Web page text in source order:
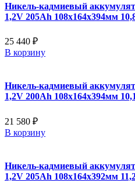
Никель-кадмиевый
1,2V 205Ah 108x164x394мм
25 440 ₽
В корзину
Никель-кадмиевый
1,2V 200Ah 108x164x394мм
21 580 ₽
В корзину
Никель-кадмиевый
1,2V 205Ah 108x164x392мм